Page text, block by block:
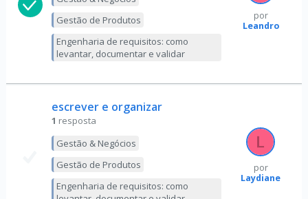
Gestão de Produtos
Engenharia de requisitos: como
levantar, documentar e validar
por
Leandro
escrever e organizar
1 resposta
Gestão & Negócios
Gestão de Produtos
Engenharia de requisitos: como
por
Laydiane